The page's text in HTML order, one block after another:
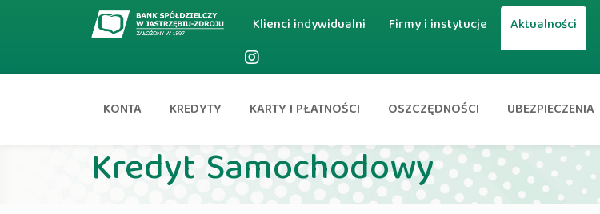
Klienci indywidualni Firmy i instytucje Aktualności
KONTA KREDYTY KARTY I PŁATNOŚCI OSZCZĘDNOŚCI UBEZPIECZENIA
Kredyt Samochodowy